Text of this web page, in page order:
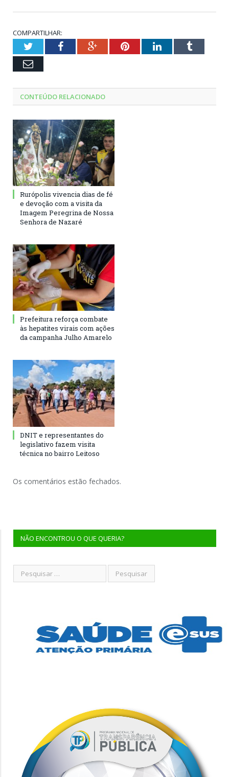
COMPARTILHAR:
TwitterFacebookGoogle+PinterestLinkedInTumblr
Email
CONTEÚDO RELACIONADO
Rurópolis vivencia dias de fé
e devoção com a visita da
Imagem Peregrina de Nossa
Senhora de Nazaré
Prefeitura reforça combate
às hepatites virais com ações
da campanha Julho Amarelo
DNIT e representantes do
legislativo fazem visita
técnica no bairro Leitoso
Os comentários estão fechados.
NÃO ENCONTROU O QUE QUERIA?